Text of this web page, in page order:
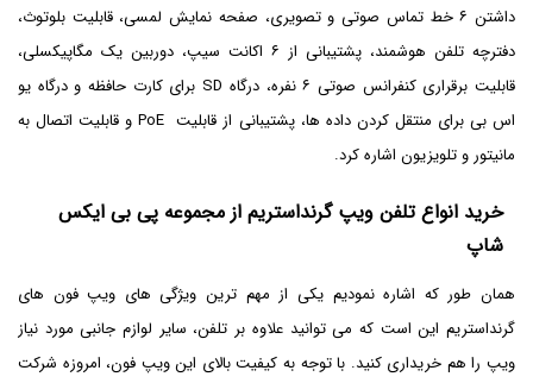
داشتن ۶ خط تماس صوتی و تصویری، صفحه نمایش لمسی، قابلیت بلوتوث،
دفترچه تلفن هوشمند، پشتیبانی از ۶ اکانت سیپ، دوربین یک مگاپیکسلی،
قابلیت برقراری کنفرانس صوتی ۶ نفره، درگاه SD برای کارت حافظه و درگاه یو
اس بی برای منتقل کردن داده ها، پشتیبانی از قابلیت PoE و قابلیت اتصال به
مانیتور و تلویزیون اشاره کرد.
خرید انواع تلفن ویپ گرنداستریم از مجموعه پی بی ایکس
شاپ
همان طور که اشاره نمودیم یکی از مهم ترین ویژگی های ویپ فون های
گرنداستریم این است که می توانید علاوه بر تلفن، سایر لوازم جانبی مورد نیاز
ویپ را هم خریداری کنید. با توجه به کیفیت بالای این ویپ فون، امروزه شرکت